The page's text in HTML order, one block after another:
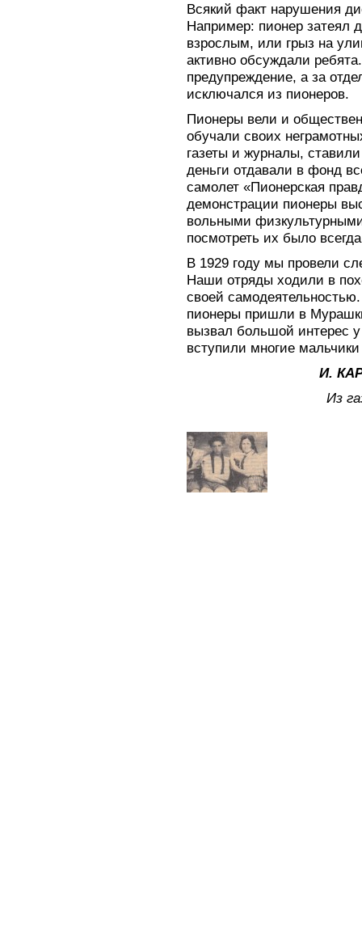
Всякий факт нарушения
Например: пионер затеял
взрослым, или грыз на
активно обсуждали
предупреждение, а за
исключался из пионеров.
Пионеры вели и
обучали своих
газеты и журналы,
деньги отдавали в фонд
самолет «Пионерская
демонстрации пионеры
вольными
посмотреть их было
В 1929 году мы провели
Наши отряды ходили в
своей
пионеры пришли в
вызвал большой интерес
вступили многие
И.
Из